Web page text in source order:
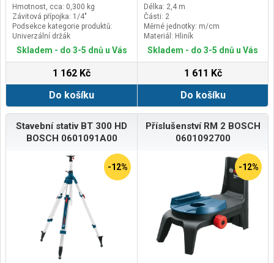
Hmotnost, cca: 0,300 kg
Závitová přípojka: 1/4"
Podsekce kategorie produktů:
Univerzální držák
Polohování: Jednoduché řešení pro
GLL 2-15 Professional
Skladem - do 3-5 dnů u Vás
1 162 Kč
Do košíku
Délka: 2,4 m
Části: 2
Měrné jednotky: m/cm
Materiál: Hliník
Skladem - do 3-5 dnů u Vás
1 611 Kč
Do košíku
Stavební stativ BT 300 HD
BOSCH 0601091A00
-12%
Příslušenství RM 2 BOSCH
0601092700
-12%